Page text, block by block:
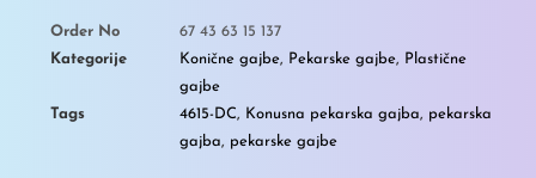
Order No
67 43 63 15 137
Kategorije
Konične gajbe, Pekarske gajbe, Plastične
gajbe
Tags
4615-DC, Konusna pekarska gajba, pekarska
gajba, pekarske gajbe